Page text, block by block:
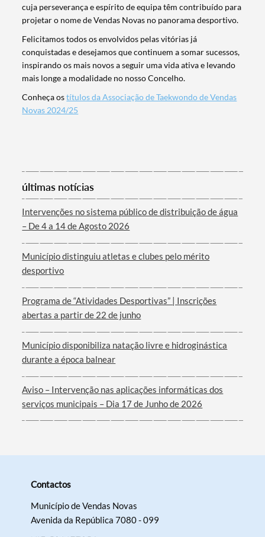
Categorias gerais
Filtros
cuja perseverança e espírito de equipa têm contribuído para
projetar o nome de Vendas Novas no panorama desportivo.
Felicitamos todos os envolvidos pelas vitórias já
conquistadas e desejamos que continuem a somar sucessos,
inspirando os mais novos a seguir uma vida ativa e levando
mais longe a modalidade no nosso Concelho.
Conheça ostítulos da Associação de Taekwondo de Vendas
Novas 2024/25
últimas notícias
Intervenções no sistema público de distribuição de água
– De 4 a 14 de Agosto 2026
Município distinguiu atletas e clubes pelo mérito
desportivo
Programa de “Atividades Desportivas” | Inscrições
abertas a partir de 22 de junho
Município disponibiliza natação livre e hidroginástica
durante a época balnear
Aviso – Intervenção nas aplicações informáticas dos
serviços municipais – Dia 17 de Junho de 2026
Contactos
Município de Vendas Novas
Avenida da República 7080 - 099